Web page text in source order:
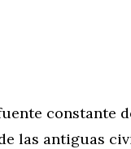
constante
las antiguas